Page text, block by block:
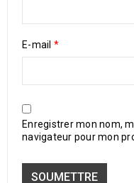
E-mail *
Enregistrer mon nom,
navigateur pour mon